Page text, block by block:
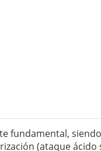
fundamental,
(ataque ácido